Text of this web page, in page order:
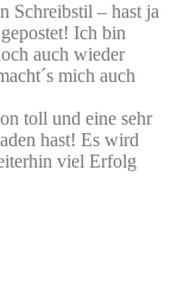
Schreibstil – hast ja
Ich bin
auch wieder
mich auch
toll und eine sehr
hast! Es wird
viel Erfolg